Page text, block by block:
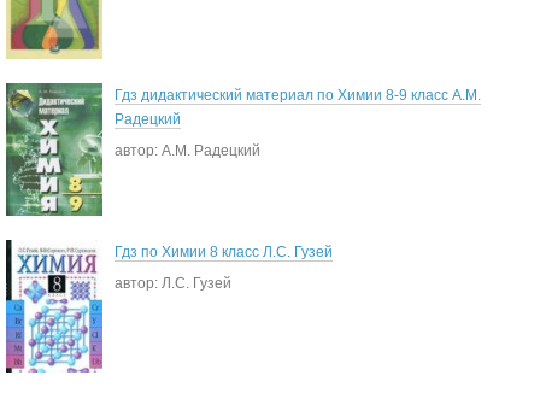
Гдз дидактический материал по Химии 8-9 класс А.М.
Радецкий
автор: А.М. Радецкий
Гдз по Химии 8 класс Л.С. Гузей
автор: Л.С. Гузей